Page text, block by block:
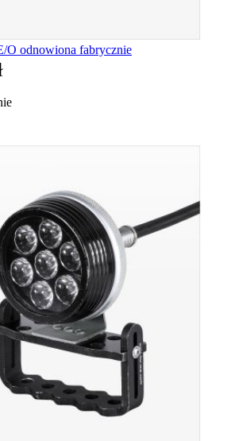
O odnowiona fabrycznie